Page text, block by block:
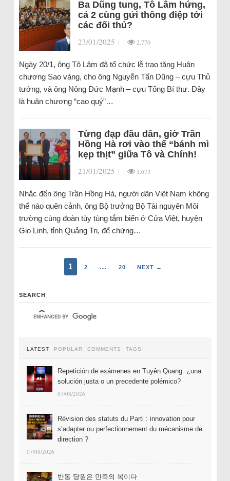
Ba Dũng tung, Tô Lâm hứng,
cả 2 cùng gửi thông điệp tới
các đối thủ?
23/01/2025 | | 2.770
Ngày 20/1, ông Tô Lâm đã tổ chức lễ trao tặng Huân
chương Sao vàng, cho ông Nguyễn Tấn Dũng – cựu Thủ
tướng, và ông Nông Đức Mạnh – cựu Tổng Bí thư. Đây
là huân chương “cao quý”…
Từng đạp đầu dân, giờ Trần
Hồng Hà rơi vào thế “bánh mì
kẹp thịt” giữa Tô và Chính!
21/01/2025 | | 1.673
Nhắc đến ông Trần Hồng Hà, người dân Việt Nam không
thể nào quên cảnh, ông Bộ trưởng Bộ Tài nguyên Môi
trường cùng đoàn tùy tùng tắm biển ở Cửa Việt, huyện
Gio Linh, tỉnh Quảng Trị, để chứng…
1 2 … 20 NEXT →
SEARCH
LATEST POPULAR COMMENTS TAGS
Repetición de exámenes en Tuyên Quang: ¿una
solución justa o un precedente polémico?
07/08/2026
Révision des statuts du Parti : innovation pour
s’adapter ou perfectionnement du mécanisme de
direction ?
07/08/2026
반동 당원은 민족의 복이다